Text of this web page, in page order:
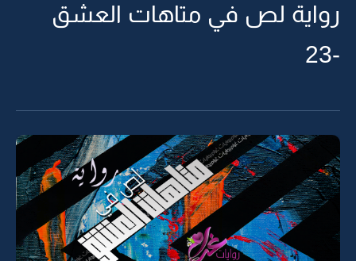
رواية لص في متاهات العشق
-23